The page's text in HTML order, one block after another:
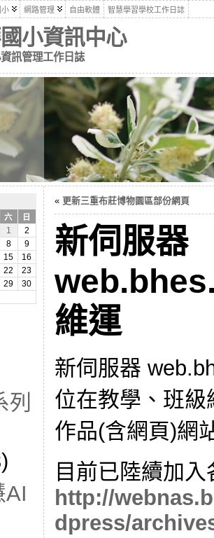
小 網路管理 自由軟體 智慧學習學校工作日誌
小資訊中心
訊管理工作日誌
六
日
1
2
8
9
15
16
22
23
29
30
AI
« 更新三重布莊博物園區部份網頁
新伺服器
維運
新伺服器
位在教學、班
作品(含網頁)網
目前已陸續加
http://
dpress/